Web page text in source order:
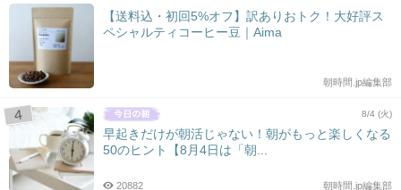
【送料込・初回5%オフ】訳ありおトク！大好評ス
ペシャルティコーヒー豆｜Aima
朝時間.jp編集部
8/4 (火)
早起きだけが朝活じゃない！朝がもっと楽しくなる
50のヒント【8月4日は「朝...
朝時間.jp編集部
20882